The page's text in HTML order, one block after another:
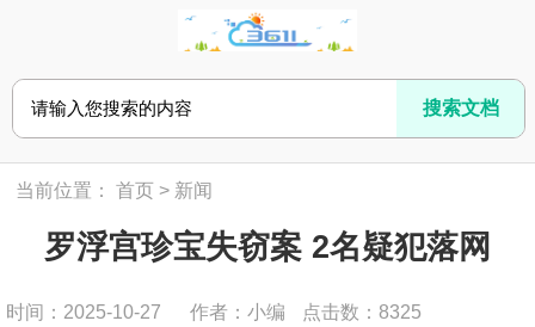
当前位置：首页 > 新闻
罗浮宫珍宝失窃案 2名疑犯落网
时间：2025-10-27 作者：小编 点击数： 8325